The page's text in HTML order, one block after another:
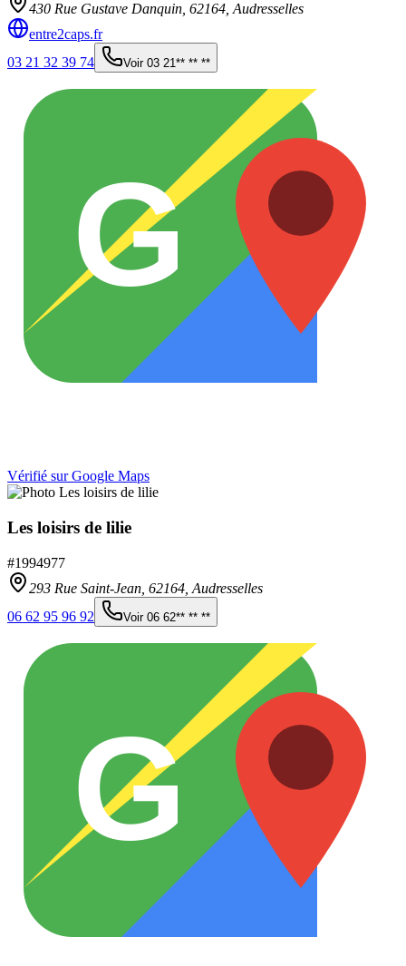
430 Rue Gustave Danquin, 62164 Audresselles
entre2caps.fr
03 21 32 39 74
Voir 03 21** ** **
G
Vérifié sur Google Maps
Les loisirs de lilie
#1994977
293 Rue Saint-Jean, 62164 Audresselles
06 62 95 96 92
Voir 06 62** ** **
G